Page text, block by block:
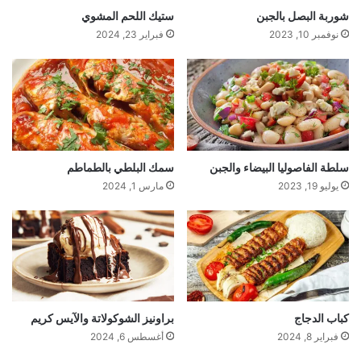
شوربة البصل بالجبن
نوفمبر 10, 2023
ستيك اللحم المشوي
فبراير 23, 2024
سلطة الفاصوليا البيضاء والجبن
يوليو 19, 2023
سمك البلطي بالطماطم
مارس 1, 2024
كباب الدجاج
فبراير 8, 2024
براونيز الشوكولاتة والآيس كريم
أغسطس 6, 2024